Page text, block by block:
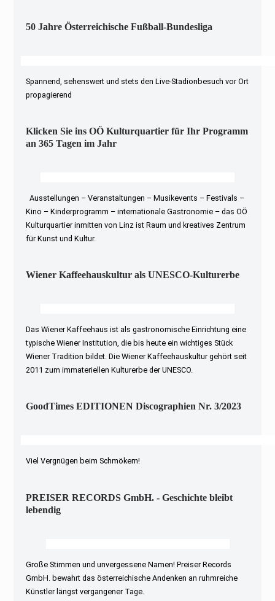
50 Jahre Österreichische Fußball-Bundesliga
Spannend, sehenswert und stets den Live-Stadionbesuch vor Ort
propagierend
Klicken Sie ins OÖ Kulturquartier für Ihr Programm
an 365 Tagen im Jahr
Ausstellungen – Veranstaltungen – Musikevents – Festivals –
Kino – Kinderprogramm – internationale Gastronomie – das OÖ
Kulturquartier inmitten von Linz ist Raum und kreatives Zentrum
für Kunst und Kultur.
Wiener Kaffeehauskultur als UNESCO-Kulturerbe
Das Wiener Kaffeehaus ist als gastronomische Einrichtung eine
typische Wiener Institution, die bis heute ein wichtiges Stück
Wiener Tradition bildet. Die Wiener Kaffeehauskultur gehört seit
2011 zum immateriellen Kulturerbe der UNESCO.
GoodTimes EDITIONEN Discographien Nr. 3/2023
Viel Vergnügen beim Schmökern!
PREISER RECORDS GmbH. - Geschichte bleibt
lebendig
Große Stimmen und unvergessene Namen! Preiser Records
GmbH. bewahrt das österreichische Andenken an ruhmreiche
Künstler längst vergangener Tage.